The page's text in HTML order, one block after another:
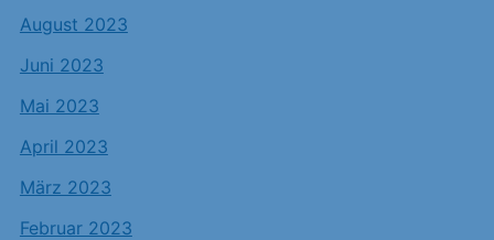
August 2023
Juni 2023
Mai 2023
April 2023
März 2023
Februar 2023